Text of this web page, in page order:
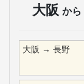
大阪 から
大阪 → 長野